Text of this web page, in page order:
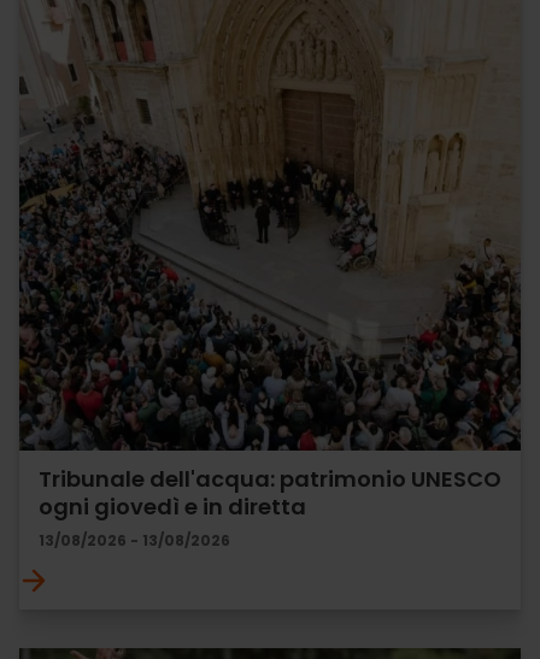
Tribunale dell'acqua: patrimonio UNESCO
ogni giovedì e in diretta
13/08/2026 - 13/08/2026